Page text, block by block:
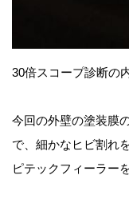
30倍スコープ診断の
今回の外壁の塗装膜
で、細かなヒビ割れ
ピテックフィーラー